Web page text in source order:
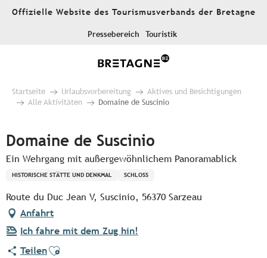
AllerOffizielle Website des Tourismusverbands der Bretagne
Pressebereich Touristik
Startseite Urlaubsvorbereitung
Aktives und Besichtigungen
Alle Aktivitäten
Domaine de Suscinio
Domaine de Suscinio
Ein Wehrgang mit außergewöhnlichem Panoramablick
HISTORISCHE STÄTTE UND DENKMAL SCHLOSS
Route du Duc Jean V, Suscinio, 56370 Sarzeau
Anfahrt
Ich fahre mit dem Zug hin!
TeilenAjouter aux favoris